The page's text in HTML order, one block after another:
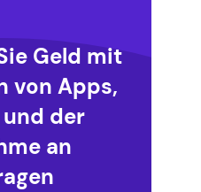
Geld mit
von Apps,
der
an